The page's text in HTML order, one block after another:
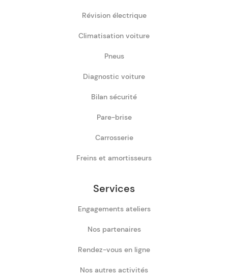
Révision électrique
Climatisation voiture
Pneus
Diagnostic voiture
Bilan sécurité
Pare-brise
Carrosserie
Freins et amortisseurs
Services
Engagements ateliers
Nos partenaires
Rendez-vous en ligne
Nos autres activités